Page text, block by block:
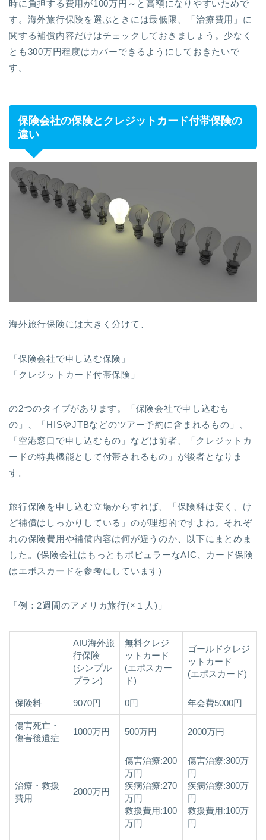
時に負担する費用が100万円～と高額になりやすいためで
す。海外旅行保険を選ぶときには最低限、「治療費用」に
関する補償内容だけはチェックしておきましょう。少なく
とも300万円程度はカバーできるようにしておきたいで
す。
保険会社の保険とクレジットカード付帯保険の
違い
海外旅行保険には大きく分けて、
「保険会社で申し込む保険」
「クレジットカード付帯保険」
の2つのタイプがあります。「保険会社で申し込むも
の」、「HISやJTBなどのツアー予約に含まれるもの」、
「空港窓口で申し込むもの」などは前者、「クレジットカ
ードの特典機能として付帯されるもの」が後者となりま
す。
旅行保険を申し込む立場からすれば、「保険料は安く、け
ど補償はしっかりしている」のが理想的ですよね。それぞ
れの保険費用や補償内容は何が違うのか、以下にまとめま
した。(保険会社はもっともポピュラーなAIC、カード保険
はエポスカードを参考にしています)
「例：2週間のアメリカ旅行(×１人)」
AIU海外旅
行保険
(シンプル
プラン)
無料クレジ
ットカード
(エポスカー
ド)
ゴールドクレジ
ットカード
(エポスカード)
保険料 9070円 0円 年会費5000円
傷害死亡・
傷害後遺症
1000万円 500万円 2000万円
治療・救援
費用
2000万円
傷害治療:200
万円
疾病治療:270
万円
救援費用:100
万円
傷害治療:300万
円
疾病治療:300万
円
救援費用:100万
円